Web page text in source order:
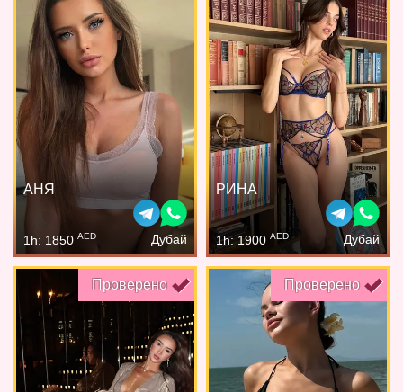
АНЯ
1h: 1850 AED Дубай
РИНА
1h: 1900 AED Дубай
Проверено Проверено